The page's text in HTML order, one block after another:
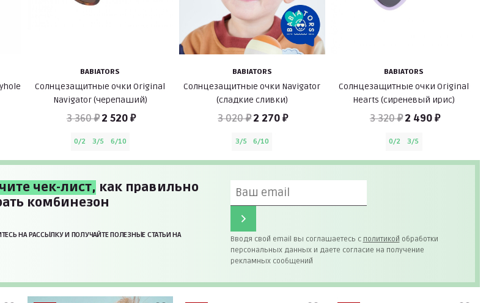
BABIATORS
Солнцезащитные очки Original
Navigator (черепаший)
3 360 ₽ 2 520 ₽
0/2 3/5 6/10
BABIATORS
Солнцезащитные очки Navigator
(сладкие сливки)
3 020 ₽2 270 ₽
3/5 6/10
BABIATORS
Солнцезащитные очки Original
Hearts (сиреневый ирис)
3 320 ₽ 2 490 ₽
0/2 3/5
чек-лист, как правильно
комбинезон
НА РАССЫЛКУ И ПОЛУЧАЙТЕ ПОЛЕЗНЫЕ СТАТЬИ НА
Вводя свой email вы соглашаетесь с политикой обработки
персональных данных и даете согласие на получение
рекламных сообщений